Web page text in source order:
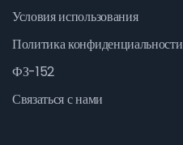
Условия использования
Политика конфиденциальности
ФЗ-152
Связаться с нами